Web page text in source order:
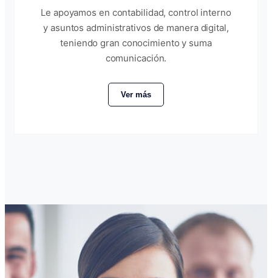
Le apoyamos en contabilidad, control interno
y asuntos administrativos de manera digital,
teniendo gran conocimiento y suma
comunicación.
Ver más